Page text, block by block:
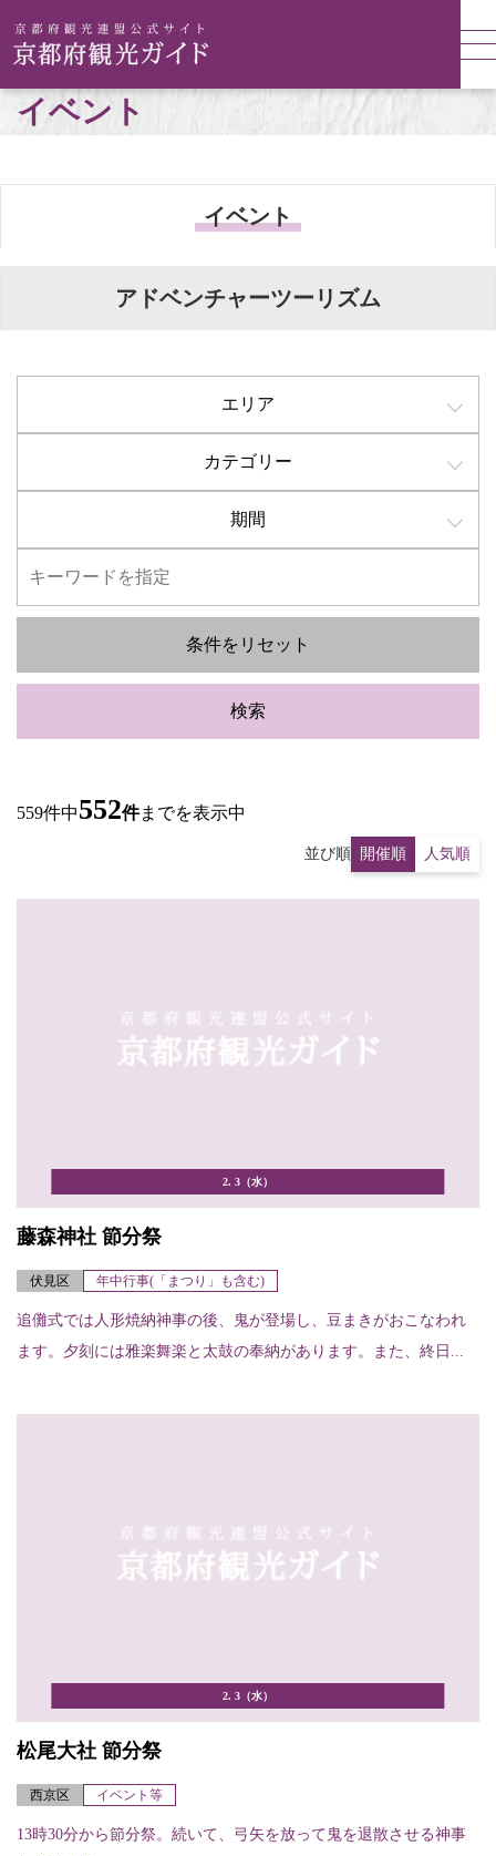
イベント
イベント
アドベンチャーツーリズム
エリア
カテゴリー
期間
条件をリセット
検索
559件中552件までを表示中
並び順 開催順 人気順
2. 3（水）
藤森神社 節分祭
伏見区 年中行事(「まつり」も含む)
追儺式では人形焼納神事の後、鬼が登場し、豆まきがおこなわれ
ます。夕刻には雅楽舞楽と太鼓の奉納があります。また、終日...
2. 3（水）
松尾大社 節分祭
西京区 イベント等
13時30分から節分祭。続いて、弓矢を放って鬼を退散させる神事